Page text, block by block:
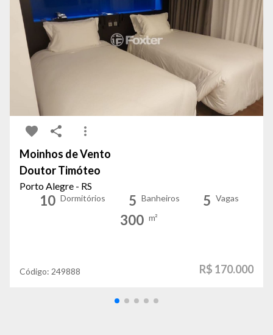
Moinhos de Vento
Doutor Timóteo
Porto Alegre - RS
10 Dormitórios 5 Banheiros 5 Vagas
300 m²
Código: 249888 R$ 170.000